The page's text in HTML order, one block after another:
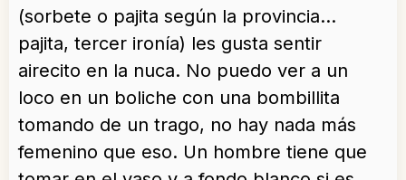
(sorbete o pajita según la provincia…
pajita, tercer ironía) les gusta sentir
airecito en la nuca. No puedo ver a un
loco en un boliche con una bombillita
tomando de un trago, no hay nada más
femenino que eso. Un hombre tiene que